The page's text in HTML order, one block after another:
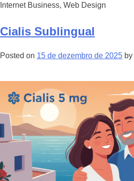
Internet Business, Web Design
Cialis Sublingual
Posted on 15 de dezembro de 2025 by